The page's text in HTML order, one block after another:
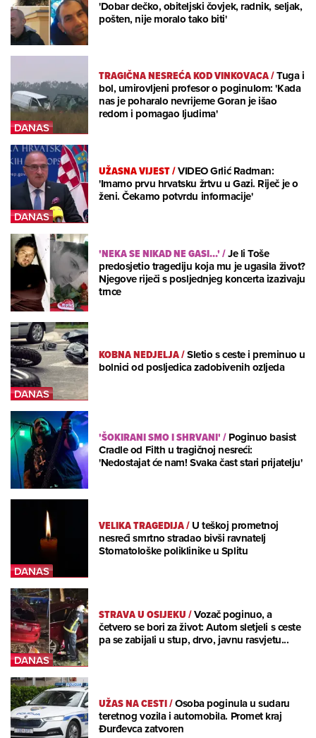
'Dobar dečko, obiteljski čovjek, radnik, seljak,
pošten, nije moralo tako biti'
TRAGIČNA NESREĆA KOD VINKOVACA/Tuga i
bol, umirovljeni profesor o poginulom: 'Kada
nas je poharalo nevrijeme Goran je išao
redom i pomagao ljudima'
UŽASNA VIJEST/VIDEO Grlić Radman:
'Imamo prvu hrvatsku žrtvu u Gazi. Riječ je o
ženi. Čekamo potvrdu informacije'
'NEKA SE NIKAD NE GASI...'/Je li Toše
predosjetio tragediju koja mu je ugasila život?
Njegove riječi s posljednjeg koncerta izazivaju
trnce
KOBNA NEDJELJA/Sletio s ceste i preminuo u
bolnici od posljedica zadobivenih ozljeda
'ŠOKIRANI SMO I SHRVANI'/Poginuo basist
Cradle od Filth u tragičnoj nesreći:
'Nedostajat će nam! Svaka čast stari prijatelju'
VELIKA TRAGEDIJA/U teškoj prometnoj
nesreći smrtno stradao bivši ravnatelj
Stomatološke poliklinike u Splitu
STRAVA U OSIJEKU/Vozač poginuo, a
četvero se bori za život: Autom sletjeli s ceste
pa se zabijali u stup, drvo, javnu rasvjetu...
UŽAS NA CESTI/Osoba poginula u sudaru
teretnog vozila i automobila. Promet kraj
Đurđevca zatvoren